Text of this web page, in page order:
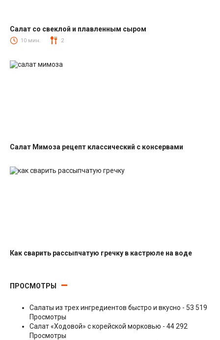
Салаты со свеклой
Салат со свеклой и плавленным сыром
10 мин. 2
Салат Мимоза рецепт классический с консервами
Как сварить рассыпчатую гречку в кастрюле на воде
ПРОСМОТРЫ
Салаты из трех ингредиентов быстро и вкусно - 53 519
Просмотры
Салат «Ходовой» с корейской морковью - 44 292
Просмотры